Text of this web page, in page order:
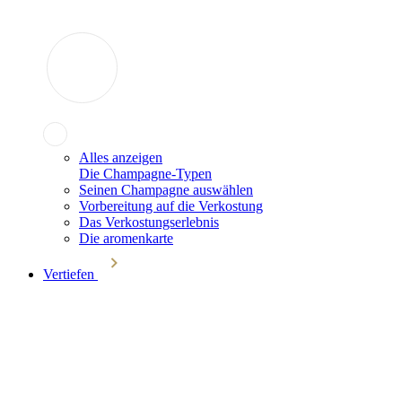
Alles anzeigen
Die Champagne-Typen
Seinen Champagne auswählen
Vorbereitung auf die Verkostung
Das Verkostungserlebnis
Die aromenkarte
Vertiefen